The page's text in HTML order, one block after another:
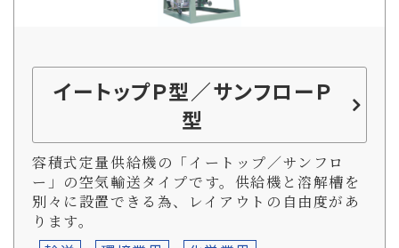
イートップＰ型／サンフローＰ
型
容積式定量供給機の「イートップ／サンフロ
ー」の空気輸送タイプです。供給機と溶解槽を
別々に設置できる為、レイアウトの自由度があ
ります。